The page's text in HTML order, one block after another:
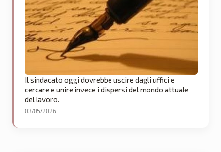
Il sindacato oggi dovrebbe uscire dagli uffici e
cercare e unire invece i dispersi del mondo attuale
del lavoro.
03/05/2026